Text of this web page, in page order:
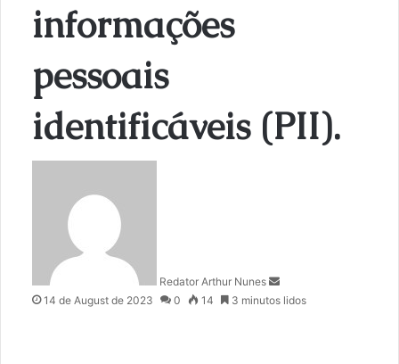
informações
pessoais
identificáveis (PII).
Redator Arthur Nunes
m
14 de August de 2023 0 14 3 minutos lidos